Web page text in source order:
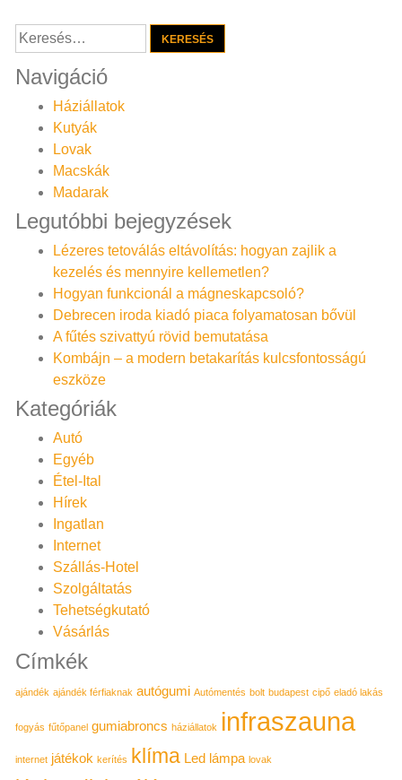
Keresés:
Navigáció
Háziállatok
Kutyák
Lovak
Macskák
Madarak
Legutóbbi bejegyzések
Lézeres tetoválás eltávolítás: hogyan zajlik a
kezelés és mennyire kellemetlen?
Hogyan funkcionál a mágneskapcsoló?
Debrecen iroda kiadó piaca folyamatosan bővül
A fűtés szivattyú rövid bemutatása
Kombájn – a modern betakarítás kulcsfontosságú
eszköze
Kategóriák
Autó
Egyéb
Étel-Ital
Hírek
Ingatlan
Internet
Szállás-Hotel
Szolgáltatás
Tehetségkutató
Vásárlás
Címkék
ajándék ajándék férfiaknak autógumi Autómentés bolt budapest cipő eladó lakás
fogyás fűtőpanel gumiabroncs háziállatok infraszauna
internet játékok kerítés klíma Led lámpa lovak